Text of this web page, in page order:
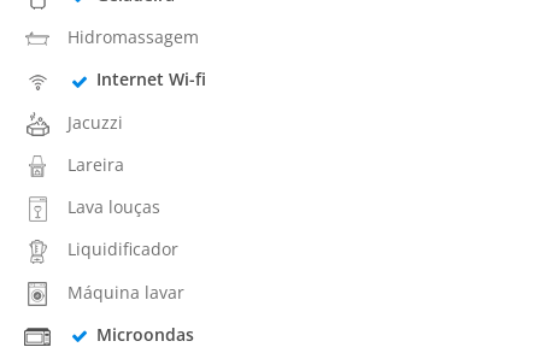
Hidromassagem
Internet Wi-fi
Jacuzzi
Lareira
Lava louças
Liquidificador
Máquina lavar
Microondas